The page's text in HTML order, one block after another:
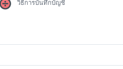
วิธีการบันทึกบัญชี